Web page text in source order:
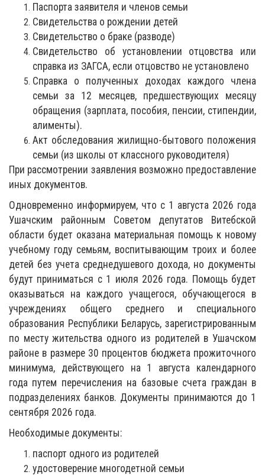
Паспорта заявителя и членов семьи
Свидетельства о рождении детей
Свидетельство о браке (разводе)
Свидетельство об установлении отцовства или
справка из ЗАГСА, если отцовство не установлено
Справка о полученных доходах каждого члена
семьи за 12 месяцев, предшествующих месяцу
обращения (зарплата, пособия, пенсии, стипендии,
алименты).
Акт обследования жилищно-бытового положения
семьи (из школы от классного руководителя)
При рассмотрении заявления возможно предоставление
иных документов.
Одновременно информируем, что с 1 августа 2026 года
Ушачским районным Советом депутатов Витебской
области будет оказана материальная помощь к новому
учебному году семьям, воспитывающим троих и более
детей без учета среднедушевого дохода, но документы
будут приниматься с 1 июля 2026 года. Помощь будет
оказываться на каждого учащегося, обучающегося в
учреждениях общего среднего и специального
образования Республики Беларусь, зарегистрированным
по месту жительства одного из родителей в Ушачском
районе в размере 30 процентов бюджета прожиточного
минимума, действующего на 1 августа календарного
года путем перечисления на базовые счета граждан в
подразделениях банков. Документы принимаются до 1
сентября 2026 года.
Необходимые документы:
паспорт одного из родителей
удостоверение многодетной семьи